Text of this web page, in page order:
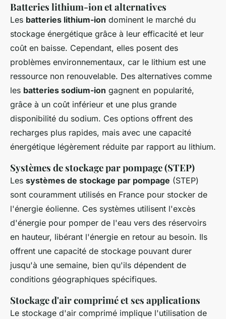
Batteries lithium-ion et alternatives
Les batteries lithium-ion dominent le marché du
stockage énergétique grâce à leur efficacité et leur
coût en baisse. Cependant, elles posent des
problèmes environnementaux, car le lithium est une
ressource non renouvelable. Des alternatives comme
les batteries sodium-ion gagnent en popularité,
grâce à un coût inférieur et une plus grande
disponibilité du sodium. Ces options offrent des
recharges plus rapides, mais avec une capacité
énergétique légèrement réduite par rapport au lithium.
Systèmes de stockage par pompage (STEP)
Les systèmes de stockage par pompage (STEP)
sont couramment utilisés en France pour stocker de
l'énergie éolienne. Ces systèmes utilisent l'excès
d'énergie pour pomper de l'eau vers des réservoirs
en hauteur, libérant l'énergie en retour au besoin. Ils
offrent une capacité de stockage pouvant durer
jusqu'à une semaine, bien qu'ils dépendent de
conditions géographiques spécifiques.
Stockage d'air comprimé et ses applications
Le stockage d'air comprimé implique l'utilisation de